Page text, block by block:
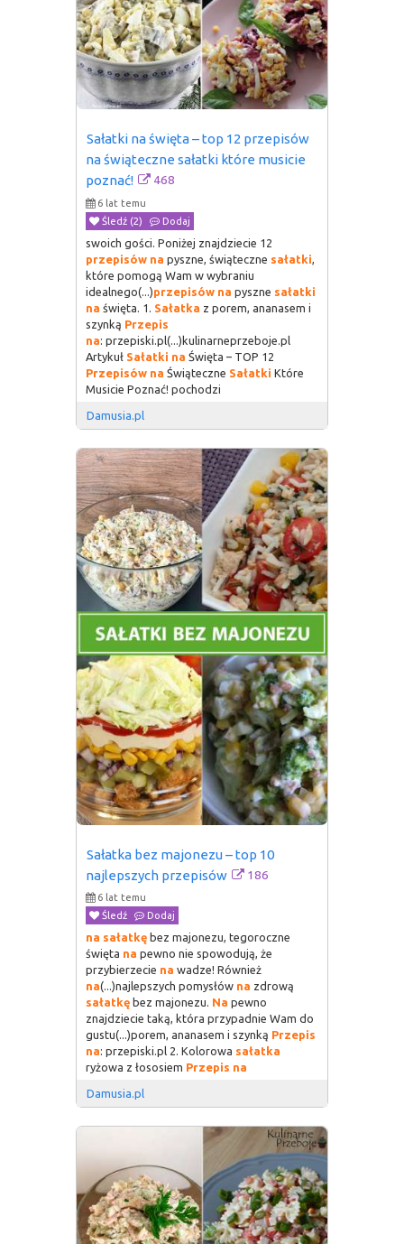
Sałatki na święta – top 12 przepisów
na świąteczne sałatki które musicie
poznać!
468
6 lat temu
Śledź (2)
Dodaj
swoich gości. Poniżej znajdziecie 12
przepisów na pyszne, świąteczne sałatki
które pomogą Wam w wybraniu
idealnego(...)przepisów na pyszne sałatki
na święta. 1. Sałatka z porem, ananasem i
szynką Przepis
na: przepiski.pl(...)kulinarneprzeboje.pl
Artykuł Sałatki na Święta – TOP 12
Przepisów na Świąteczne Sałatki Które
Musicie Poznać! pochodzi
Damusia.pl
Sałatka bez majonezu – top 10
najlepszych przepisów
186
6 lat temu
Śledź
Dodaj
na sałatkę bez majonezu, tegoroczne
święta na pewno nie spowodują, że
przybierzecie na wadze! Również
na(...)najlepszych pomysłów na zdrową
sałatkę bez majonezu. Na pewno
znajdziecie taką, która przypadnie Wam do
gustu(...)porem, ananasem i szynką Przepis
na: przepiski.pl 2. Kolorowa sałatka
ryżowa z łososiem Przepis na
Damusia.pl